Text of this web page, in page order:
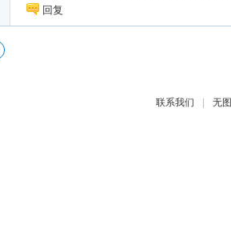
回复
联系我们 | 无